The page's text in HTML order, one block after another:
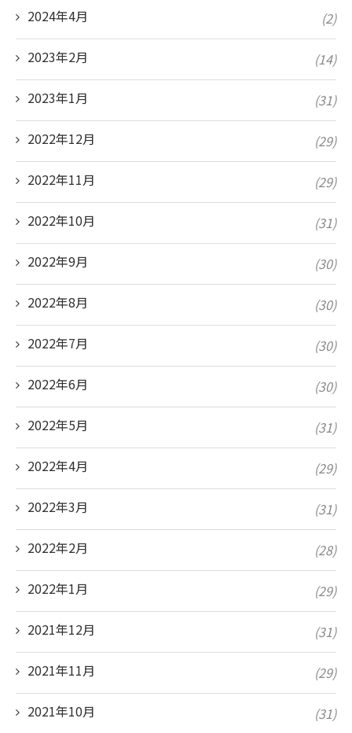
2024年4月 (2)
2023年2月 (14)
2023年1月 (31)
2022年12月 (29)
2022年11月 (29)
2022年10月 (31)
2022年9月 (30)
2022年8月 (30)
2022年7月 (30)
2022年6月 (30)
2022年5月 (31)
2022年4月 (29)
2022年3月 (31)
2022年2月 (28)
2022年1月 (29)
2021年12月 (31)
2021年11月 (29)
2021年10月 (31)